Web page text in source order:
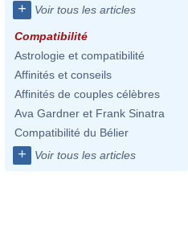
+ Voir tous les articles
Compatibilité
Astrologie et compatibilité
Affinités et conseils
Affinités de couples célèbres
Ava Gardner et Frank Sinatra
Compatibilité du Bélier
+ Voir tous les articles